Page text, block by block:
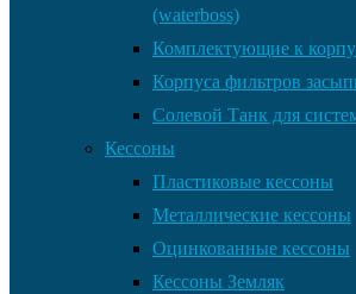
(waterboss)
Комплектующие к
Корпуса фильтров
Солевой Танк для
Кессоны
Пластиковые кессоны
Металлические кессоны
Оцинкованные кессоны
Кессоны Земляк